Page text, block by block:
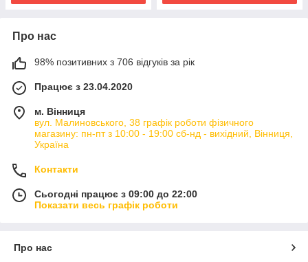
Про нас
98% позитивних з 706 відгуків за рік
Працює з 23.04.2020
м. Вінниця
вул. Малиновського, 38 графік роботи фізичного
магазину: пн-пт з 10:00 - 19:00 сб-нд - вихідний, Вінниця,
Україна
Контакти
Сьогодні працює з 09:00 до 22:00
Показати весь графік роботи
Про нас